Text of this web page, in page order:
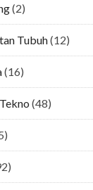
(2)
Tubuh(12)
(16)
(48)